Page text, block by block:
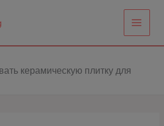
керамическую плитку для